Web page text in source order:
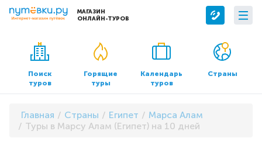
МАГАЗИН
ОНЛАЙН-ТУРОВ
Сервисы
Бронирование отелей
Трансфер
О компании
О нас
Контакты
Документы и реквизиты
Поиск
туров
Горящие
туры
Календарь
туров
Страны
Главная Страны Египет
Марса Алам
Туры в Марсу Алам (Египет) на 10 дней